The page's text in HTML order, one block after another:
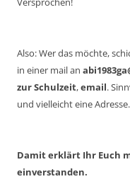
Also: Wer das möchte,
in einer mail an
zur Schulzeit,email.
und vielleicht eine Adresse.
Damit erklärt Ihr Euch
einverstanden.